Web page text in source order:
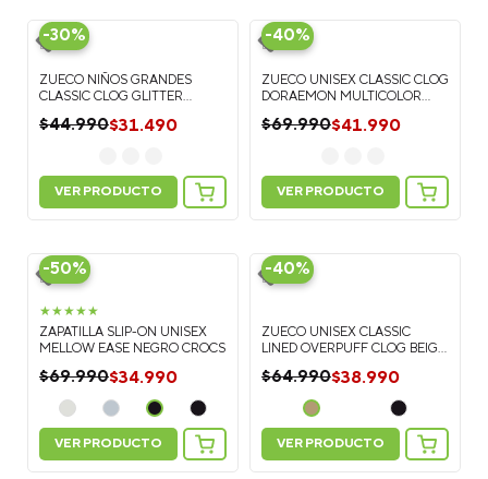
-30%
ZUECO NIÑOS GRANDES
CLASSIC CLOG GLITTER
$44.990$31.490
VER PRODUCTO
-40%
ZUECO UNISEX CLASSIC CLOG
CROCS
VER PRODUCTO
-50%
★★★★★
ZAPATILLA SLIP-ON UNISEX
MELLOW EASE NEGRO CROCS
$69.990$34.990
VER PRODUCTO
-40%
ZUECO UNISEX CLASSIC
LINED OVERPUFF CLOG BEIGE
$64.990$38.990
VER PRODUCTO